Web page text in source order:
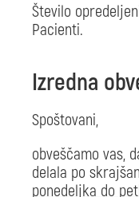
Število
Pacienti.
Izredna
Spoštovani,
obveščamo vas,
delala po
ponedeljka do